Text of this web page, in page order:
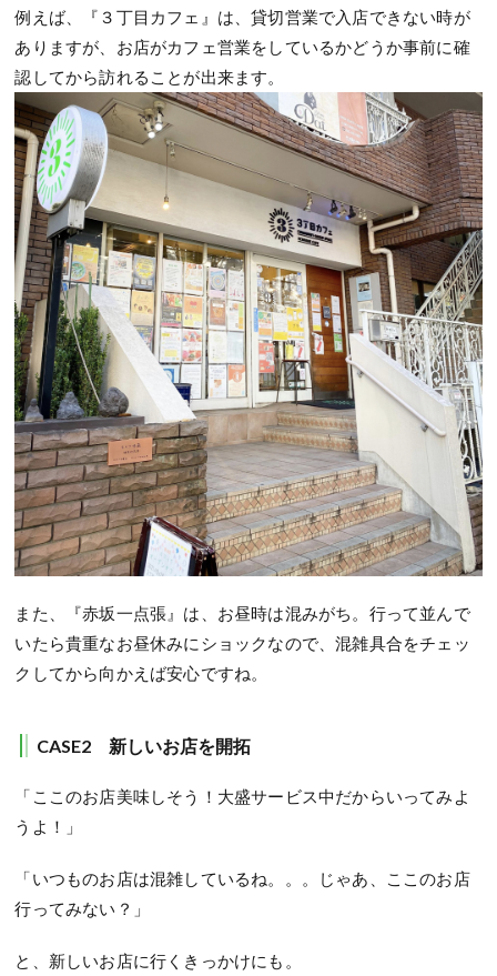
例えば、『３丁目カフェ』は、貸切営業で入店できない時が
ありますが、お店がカフェ営業をしているかどうか事前に確
認してから訪れることが出来ます。
また、『赤坂一点張』は、お昼時は混みがち。行って並んで
いたら貴重なお昼休みにショックなので、混雑具合をチェッ
クしてから向かえば安心ですね。
CASE2 新しいお店を開拓
「ここのお店美味しそう！大盛サービス中だからいってみよ
うよ！」
「いつものお店は混雑しているね。。。じゃあ、ここのお店
行ってみない？」
と、新しいお店に行くきっかけにも。